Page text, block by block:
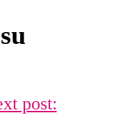
post: